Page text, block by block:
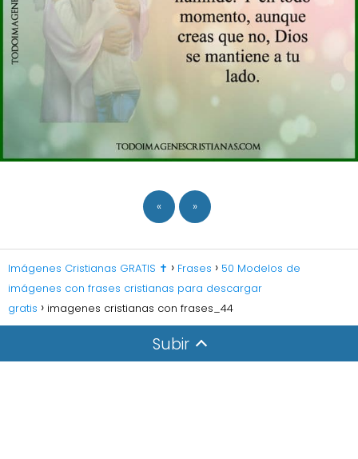
« »
Imágenes Cristianas GRATIS ✝️ Frases
50 Modelos de
imágenes con frases cristianas para descargar
gratis
imagenes cristianas con frases_44
Subir